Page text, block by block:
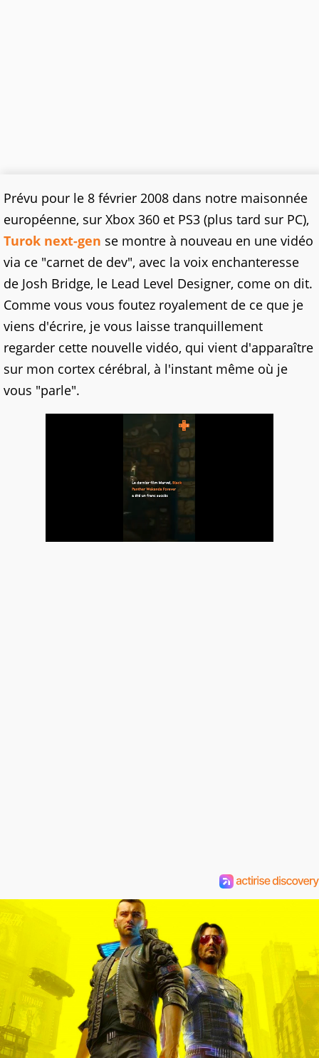
Prévu pour le 8 février 2008 dans notre maisonnée
européenne, sur Xbox 360 et PS3 (plus tard sur PC),
Turok next-gen se montre à nouveau en une vidéo
via ce "carnet de dev", avec la voix enchanteresse
de Josh Bridge, le Lead Level Designer, come on dit.
Comme vous vous foutez royalement de ce que je
viens d'écrire, je vous laisse tranquillement
regarder cette nouvelle vidéo, qui vient d'apparaître
sur mon cortex cérébral, à l'instant même où je
vous "parle".